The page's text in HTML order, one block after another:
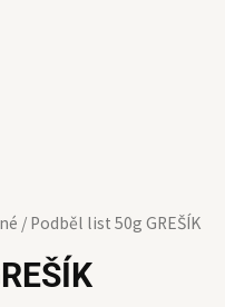
/ Podběl list 50g GREŠÍK